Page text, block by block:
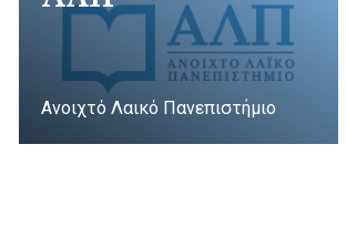
Ανοιχτό Λαικό Πανεπιστήμιο